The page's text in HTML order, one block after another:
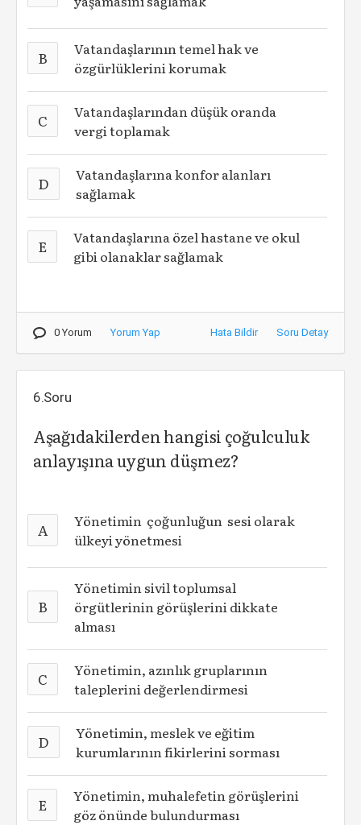
B
Vatandaşlarının temel hak ve
özgürlüklerini korumak
C
Vatandaşlarından düşük oranda
vergi toplamak
D
Vatandaşlarına konfor alanları
sağlamak
E
Vatandaşlarına özel hastane ve okul
gibi olanaklar sağlamak
0 Yorum Yorum Yap Hata Bildir Soru Detay
6.Soru
Aşağıdakilerden hangisi çoğulculuk
anlayışına uygun düşmez?
A
Yönetimin çoğunluğun sesi olarak
ülkeyi yönetmesi
B
Yönetimin sivil toplumsal
örgütlerinin görüşlerini dikkate
alması
C
Yönetimin, azınlık gruplarının
taleplerini değerlendirmesi
D
Yönetimin, meslek ve eğitim
kurumlarının fikirlerini sorması
E
Yönetimin, muhalefetin görüşlerini
göz önünde bulundurması